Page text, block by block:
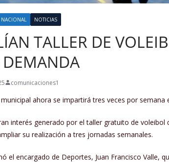
NACIONAL NOTICIAS
TALLER DE
comunicaciones1
ahora se impartirá tres veces por semana
interés generado por el taller gratuito de
su realización a tres jornadas semanales.
el encargado de Deportes, Juan Francisco Valle,